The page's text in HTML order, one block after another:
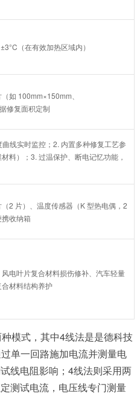
（在有效加热区域内）
如 100mm×150mm、
修复面积定制
线实时监控；2. 内置多种修复工艺参
料）；3. 过温保护、断电记忆功能，
2 片）、温度传感器（K 型热电偶，2
收纳箱
电叶片复合材料损伤修补、汽车轻量
材料结构养护
模式，其中4线法是是德科技
单一回路施加电流并测量电
线电阻影响；4线法则采用两
测试电流，电压线专门测量